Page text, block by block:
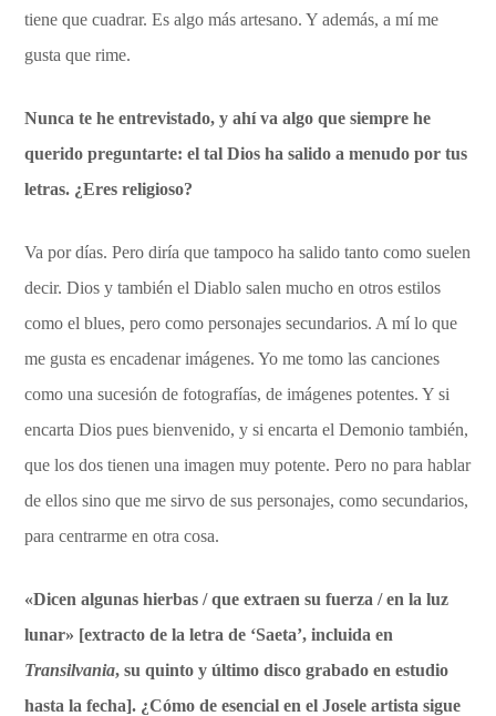
tiene que cuadrar. Es algo más artesano. Y además, a mí me
gusta que rime.
Nunca te he entrevistado, y ahí va algo que siempre he
querido preguntarte: el tal Dios ha salido a menudo por tus
letras. ¿Eres religioso?
Va por días. Pero diría que tampoco ha salido tanto como suelen
decir. Dios y también el Diablo salen mucho en otros estilos
como el blues, pero como personajes secundarios. A mí lo que
me gusta es encadenar imágenes. Yo me tomo las canciones
como una sucesión de fotografías, de imágenes potentes. Y si
encarta Dios pues bienvenido, y si encarta el Demonio también,
que los dos tienen una imagen muy potente. Pero no para hablar
de ellos sino que me sirvo de sus personajes, como secundarios,
para centrarme en otra cosa.
«Dicen algunas hierbas / que extraen su fuerza / en la luz
lunar» [extracto de la letra de ‘Saeta’, incluida en
Transilvania, su quinto y último disco grabado en estudio
hasta la fecha]. ¿Cómo de esencial en el Josele artista sigue